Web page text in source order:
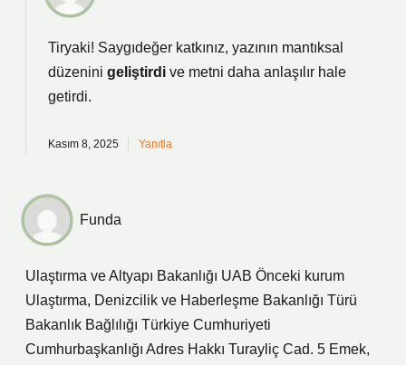
Tiryaki! Saygıdeğer katkınız, yazının mantıksal
düzenini geliştirdi ve metni daha anlaşılır hale
getirdi.
Kasım 8, 2025 Yanıtla
Funda
Ulaştırma ve Altyapı Bakanlığı UAB Önceki kurum
Ulaştırma, Denizcilik ve Haberleşme Bakanlığı Türü
Bakanlık Bağlılığı Türkiye Cumhuriyeti
Cumhurbaşkanlığı Adres Hakkı Turayliç Cad. 5 Emek,